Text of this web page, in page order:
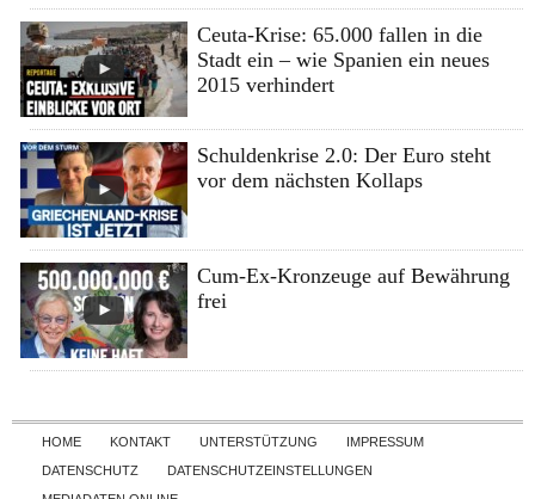
Ceuta-Krise: 65.000 fallen in die
Stadt ein – wie Spanien ein neues
2015 verhindert
Schuldenkrise 2.0: Der Euro steht
vor dem nächsten Kollaps
Cum-Ex-Kronzeuge auf Bewährung
frei
Skip to content
HOME KONTAKT UNTERSTÜTZUNG
IMPRESSUM
DATENSCHUTZ
DATENSCHUTZEINSTELLUNGEN